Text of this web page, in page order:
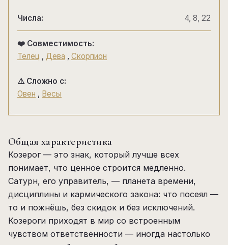
Общая характеристика
Козерог — это знак, который лучше всех
понимает, что ценное строится медленно.
Сатурн, его управитель, — планета времени,
дисциплины и кармического закона: что посеял —
то и пожнёшь, без скидок и без исключений.
Козероги приходят в мир со встроенным
чувством ответственности — иногда настолько
Числа: 4, 8, 22
❤️ Совместимость:
Телец , Дева , Скорпион
⚠️ Сложно с:
Овен , Весы